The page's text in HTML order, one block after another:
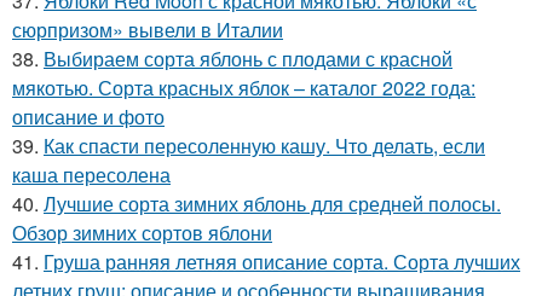
сюрпризом» вывели в Италии
38. Выбираем сорта яблонь с плодами с красной
мякотью. Сорта красных яблок – каталог 2022 года:
описание и фото
39. Как спасти пересоленную кашу. Что делать, если
каша пересолена
40. Лучшие сорта зимних яблонь для средней полосы.
Обзор зимних сортов яблони
41. Груша ранняя летняя описание сорта. Сорта лучших